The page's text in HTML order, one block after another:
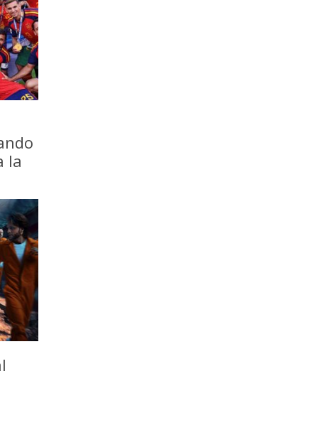
la